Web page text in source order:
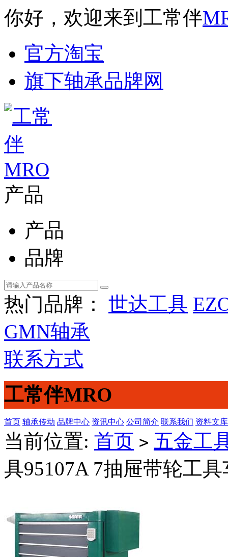
你好，欢迎来到工常伴
官方淘宝
旗下轴承品牌网
产品
产品
品牌
热门品牌： 世达工具
GMN轴承
联系方式
工常伴MRO
首页 轴承传动 品牌中心 资讯中心 公司简介 联系我们 资料文库
当前位置: 首页 > 五金工
具95107A 7抽屉带轮工